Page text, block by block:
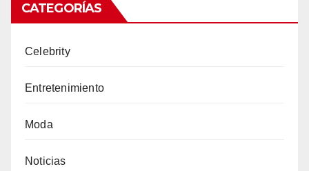
CATEGORÍAS
Celebrity
Entretenimiento
Moda
Noticias